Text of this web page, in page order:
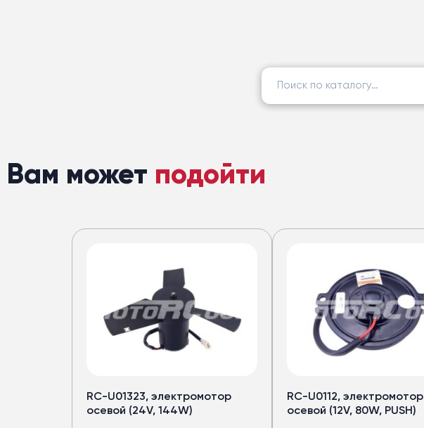
Найти:
Вам может подойти
RC-U01323, электромотор
осевой (24V, 144W)
RC-U0112, электромотор
осевой (12V, 80W, PUSH)